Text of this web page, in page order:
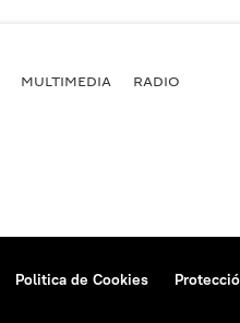
MULTIMEDIA RADIO
Politica de Cookies